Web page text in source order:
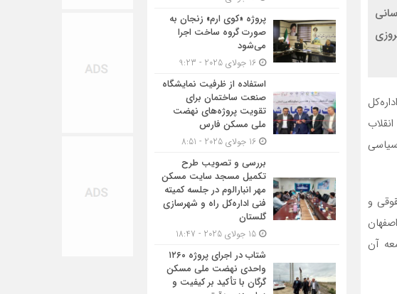
و
آن
پروژه «کوی ارم» زنجان به
صورت گروه ساخت اجرا
می‌شود
استفاده از ظرفیت نمایشگاه
صنعت ساختمان برای
تقویت پروژه‌های نهضت
ملی مسکن فارس
بررسی و تصویب طرح
تکمیل مسجد سایت مسکن
مهر انبارالوم در جلسه کمیته
فنی اداره‌کل راه و شهرسازی
گلستان
شتاب در اجرای پروژه ۱۲۶۰
واحدی نهضت ملی مسکن
گرگان با تأکید بر کیفیت و